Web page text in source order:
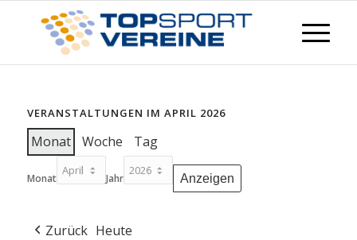
VERANSTALTUNGEN IM APRIL 2026
Monat Woche Tag
Monat Jahr
Zurück Heute